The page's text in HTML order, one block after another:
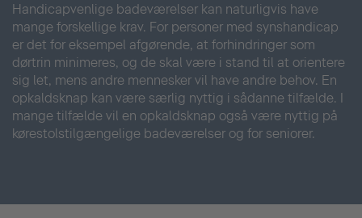
Handicapvenlige badeværelser kan naturligvis have
mange forskellige krav. For personer med synshandicap
er det for eksempel afgørende, at forhindringer som
dørtrin minimeres, og de skal være i stand til at orientere
sig let, mens andre mennesker vil have andre behov. En
opkaldsknap kan være særlig nyttig i sådanne tilfælde. I
mange tilfælde vil en opkaldsknap også være nyttig på
kørestolstilgængelige badeværelser og for seniorer.